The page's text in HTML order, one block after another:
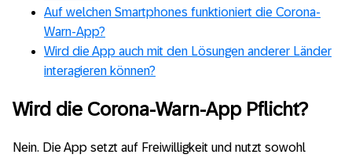
Corona-Warn-App: Antworten auf häufig
gestellte Fragen
Auf welchen Smartphones funktioniert die Corona-
Warn-App?
Wird die App auch mit den Lösungen anderer Länder
interagieren können?
Wird die Corona-Warn-App Pflicht?
Nein. Die App setzt auf Freiwilligkeit und nutzt sowohl